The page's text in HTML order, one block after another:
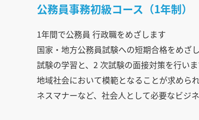
公務員事務初級コース（1年制）
1年間で公務員 行政職をめざします
国家・地方公務員試験への短期合格をめざ
試験の学習と、2 次試験の面接対策を行い
地域社会において模範となることが求めら
ネスマナーなど、社会人として必要なビジ